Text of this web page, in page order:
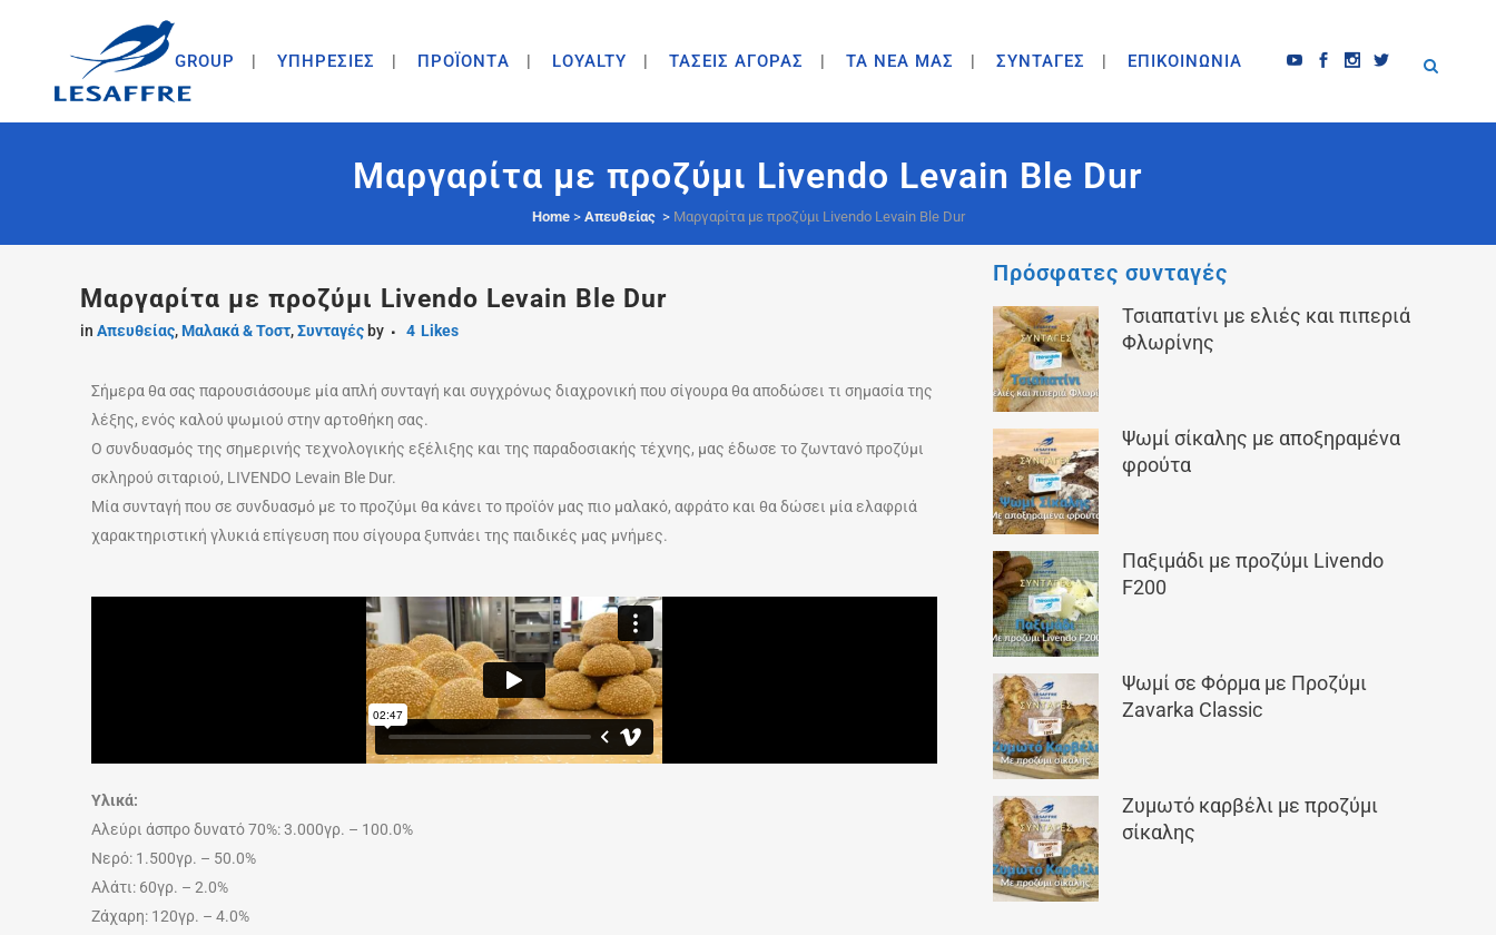
GROUP ΥΠΗΡΕΣΙΕΣ ΠΡΟΪΟΝΤA LOYALTY ΤΑΣΕΙΣ ΑΓΟΡΑΣ ΤΑ ΝΕΑ ΜΑΣ ΣΥΝΤΑΓΕΣ ΕΠΙΚΟΙΝΩΝΙΑ
Μαργαρίτα με προζύμι Livendo Levain Ble Dur
Home> Απευθείας > Μαργαρίτα με προζύμι Livendo Levain Ble Dur
Μαργαρίτα με προζύμι Livendo Levain Ble Dur
in Απευθείας,Μαλακά & Τοστ,Συνταγές by 4 Likes
Σήμερα θα σας παρουσιάσουμε μία απλή συνταγή και συγχρόνως διαχρονική που σίγουρα θα αποδώσει τι σημασία της
λέξης, ενός καλού ψωμιού στην αρτοθήκη σας.
Ο συνδυασμός της σημερινής τεχνολογικής εξέλιξης και της παραδοσιακής τέχνης, μας έδωσε το ζωντανό προζύμι
σκληρού σιταριού, LIVENDO Levain Ble Dur.
Μία συνταγή που σε συνδυασμό με το προζύμι θα κάνει το προϊόν μας πιο μαλακό, αφράτο και θα δώσει μία ελαφριά
χαρακτηριστική γλυκιά επίγευση που σίγουρα ξυπνάει της παιδικές μας μνήμες.
Υλικά:
Αλεύρι άσπρο δυνατό 70%: 3.000γρ. – 100.0%
Νερό: 1.500γρ. – 50.0%
Αλάτι: 60γρ. – 2.0%
Ζάχαρη: 120γρ. – 4.0%
Πρόσφατες συνταγές
Τσιαπατίνι με ελιές και πιπεριά
Φλωρίνης
Ψωμί σίκαλης με αποξηραμένα
φρούτα
Παξιμάδι με προζύμι Livendo
F200
Ψωμί σε Φόρμα με Προζύμι
Zavarka Classic
Ζυμωτό καρβέλι με προζύμι
σίκαλης